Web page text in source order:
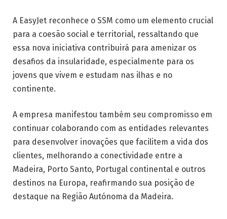
A EasyJet reconhece o SSM como um elemento crucial
para a coesão social e territorial, ressaltando que
essa nova iniciativa contribuirá para amenizar os
desafios da insularidade, especialmente para os
jovens que vivem e estudam nas ilhas e no
continente.
A empresa manifestou também seu compromisso em
continuar colaborando com as entidades relevantes
para desenvolver inovações que facilitem a vida dos
clientes, melhorando a conectividade entre a
Madeira, Porto Santo, Portugal continental e outros
destinos na Europa, reafirmando sua posição de
destaque na Região Autónoma da Madeira.